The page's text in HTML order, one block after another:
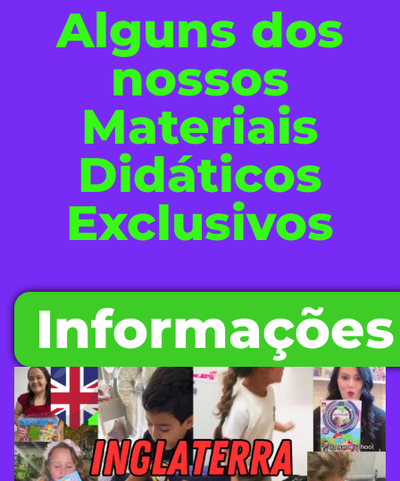
Alguns dos
nossos
Materiais
Didáticos
Exclusivos
Informações